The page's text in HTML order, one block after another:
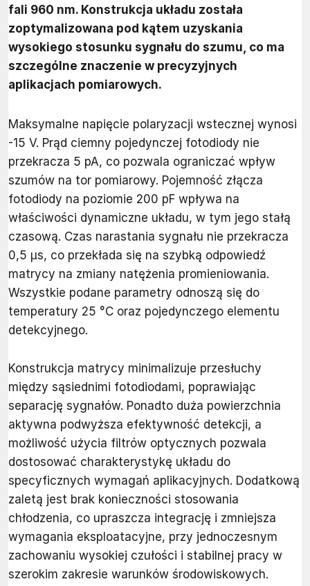
fali 960 nm. Konstrukcja układu została
zoptymalizowana pod kątem uzyskania
wysokiego stosunku sygnału do szumu, co ma
szczególne znaczenie w precyzyjnych
aplikacjach pomiarowych.
Maksymalne napięcie polaryzacji wstecznej wynosi
-15 V. Prąd ciemny pojedynczej fotodiody nie
przekracza 5 pA, co pozwala ograniczać wpływ
szumów na tor pomiarowy. Pojemność złącza
fotodiody na poziomie 200 pF wpływa na
właściwości dynamiczne układu, w tym jego stałą
czasową. Czas narastania sygnału nie przekracza
0,5 µs, co przekłada się na szybką odpowiedź
matrycy na zmiany natężenia promieniowania.
Wszystkie podane parametry odnoszą się do
temperatury 25 °C oraz pojedynczego elementu
detekcyjnego.
Konstrukcja matrycy minimalizuje przesłuchy
między sąsiednimi fotodiodami, poprawiając
separację sygnałów. Ponadto duża powierzchnia
aktywna podwyższa efektywność detekcji, a
możliwość użycia filtrów optycznych pozwala
dostosować charakterystykę układu do
specyficznych wymagań aplikacyjnych. Dodatkową
zaletą jest brak konieczności stosowania
chłodzenia, co upraszcza integrację i zmniejsza
wymagania eksploatacyjne, przy jednoczesnym
zachowaniu wysokiej czułości i stabilnej pracy w
szerokim zakresie warunków środowiskowych.